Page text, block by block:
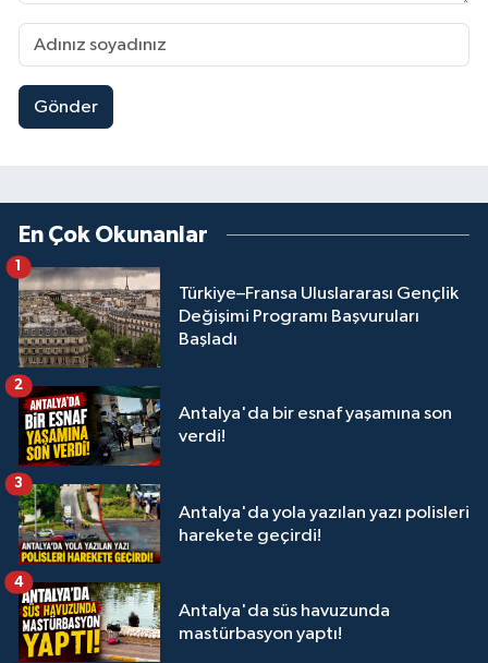
Gönder
En Çok Okunanlar
Türkiye–Fransa Uluslararası Gençlik
Değişimi Programı Başvuruları
Başladı
1
Antalya'da bir esnaf yaşamına son
verdi!
2
Antalya'da yola yazılan yazı polisleri
harekete geçirdi!
3
Antalya'da süs havuzunda
mastürbasyon yaptı!
4